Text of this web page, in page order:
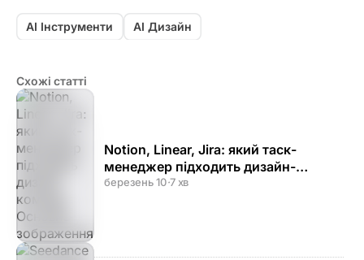
AI Інструменти AI Дизайн
Схожі статті
Notion, Linear, Jira: який таск-
менеджер підходить дизайн-
команді
березень 10·7 хв